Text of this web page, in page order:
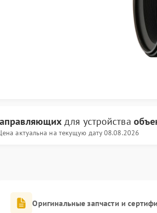
для устройства
актуальна на текущую дату 08.08.2026
Оригинальные запчасти и